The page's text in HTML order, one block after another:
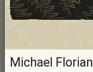
Michael Florian